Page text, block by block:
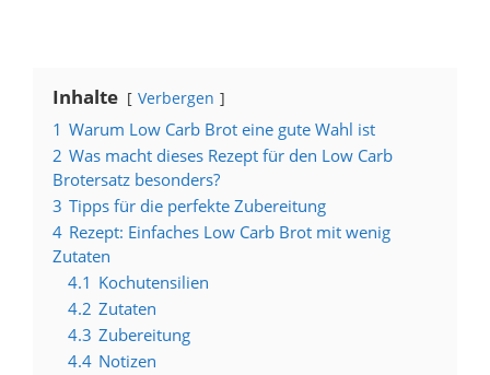
Inhalte Verbergen
1 Warum Low Carb Brot eine gute Wahl ist
2 Was macht dieses Rezept für den Low Carb
Brotersatz besonders?
3 Tipps für die perfekte Zubereitung
4 Rezept: Einfaches Low Carb Brot mit wenig
Zutaten
4.1 Kochutensilien
4.2 Zutaten
4.3 Zubereitung
4.4 Notizen